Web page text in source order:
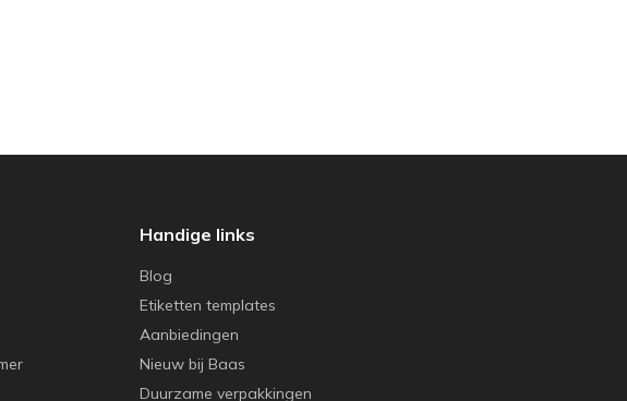
Handige links
Blog
Etiketten templates
Aanbiedingen
Nieuw bij Baas
Duurzame verpakkingen